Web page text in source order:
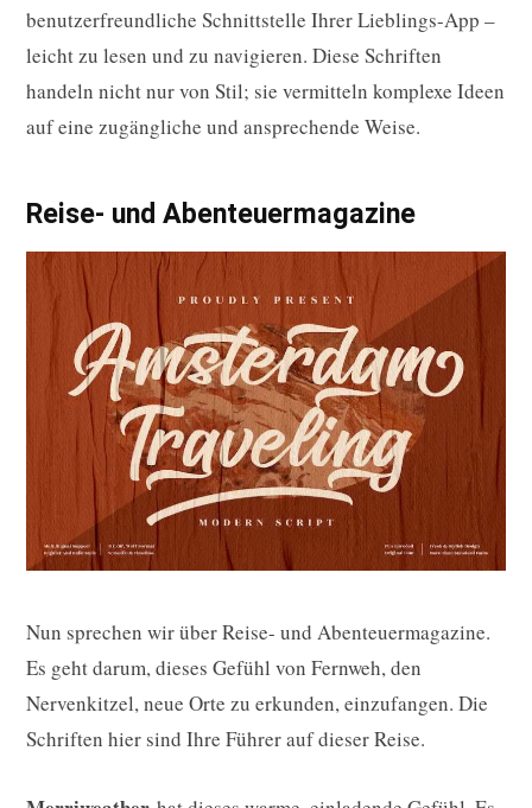
benutzerfreundliche Schnittstelle Ihrer Lieblings-App –
leicht zu lesen und zu navigieren. Diese Schriften
handeln nicht nur von Stil; sie vermitteln komplexe Ideen
auf eine zugängliche und ansprechende Weise.
Reise- und Abenteuermagazine
Nun sprechen wir über Reise- und Abenteuermagazine.
Es geht darum, dieses Gefühl von Fernweh, den
Nervenkitzel, neue Orte zu erkunden, einzufangen. Die
Schriften hier sind Ihre Führer auf dieser Reise.